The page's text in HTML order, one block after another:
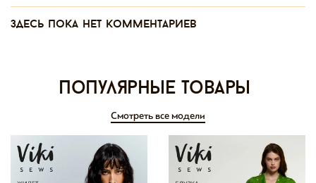
Здесь пока нет комментариев
Популярные товары
Смотреть все модели